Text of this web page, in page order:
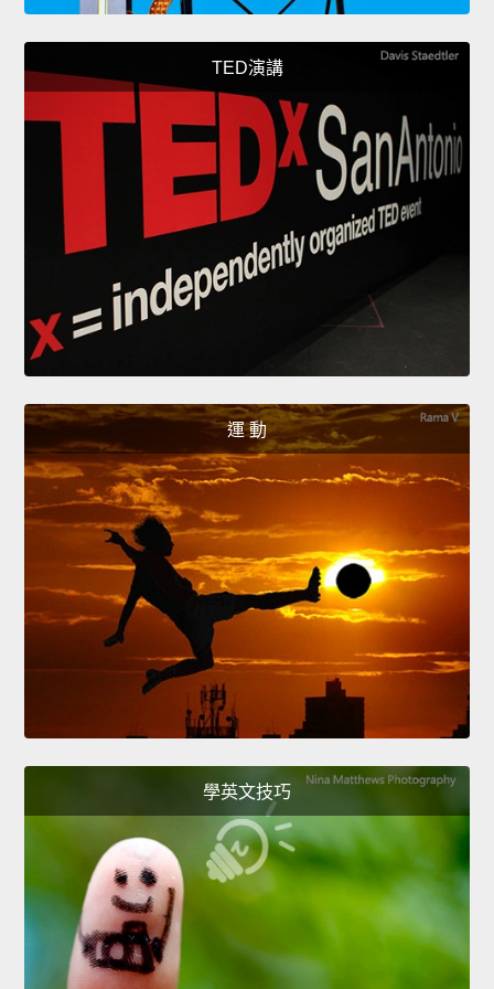
TED演講
運 動
學英文技巧